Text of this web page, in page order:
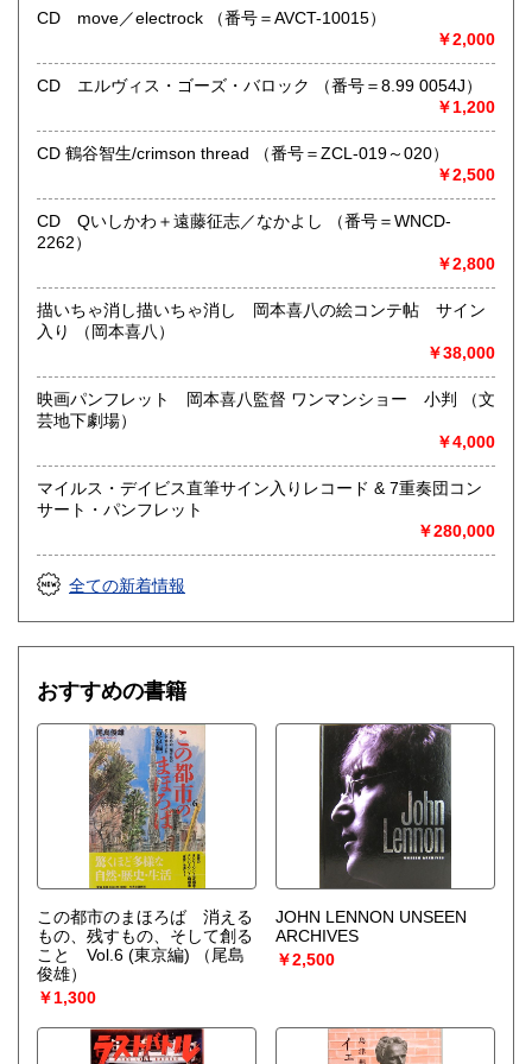
●商品の発送に際しては水濡れ対策等、丁寧な梱包を心掛けて
す。 ご容赦下さい。
●当店は古書以外にも様々な商品を取り扱っています。下記
沿線名：東急田園都市線
最寄駅：三軒茶屋駅北出口Aから下北沢方面へ6分 ゴリラビ
ルの向かい 小田急バス太子堂停留所前
営業時間：平日=10:00〜19:00 日曜・祭日=12:00～18:00
定休日：火曜日
書籍の買取について
店頭買取り、出張買取りを承っております。
お気軽にご相談下さい。
取り扱い分野
一般（その他）
アナログ・レコードやCDなどの音楽・音声・映像メディア
CD move／electrock （番号＝AVCT-10015）
￥2,000
CD エルヴィス・ゴーズ・バロック （番号＝8.99 0054J）
￥1,200
CD 鶴谷智生/crimson thread （番号＝ZCL-019～020）
￥2,500
CD Qいしかわ＋遠藤征志／なかよし （番号＝WNCD-
2262）
￥2,800
描いちゃ消し描いちゃ消し 岡本喜八の絵コンテ帖 サイン
入り （岡本喜八）
￥38,000
映画パンフレット 岡本喜八監督 ワンマンショー 小判 （文
芸地下劇場）
￥4,000
マイルス・デイビス直筆サイン入りレコード & 7重奏団コン
サート・パンフレット
￥280,000
全ての新着情報
おすすめの書籍
この都市のまほろば 消える
もの、残すもの、そして創る
こと Vol.6 (東京編)
（尾島
俊雄）
￥1,300
JOHN LENNON UNSEEN
ARCHIVES
￥2,500